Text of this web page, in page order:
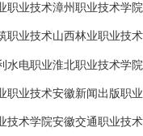
学院
职业技术
院
漳州职业技术学院
职业技术
院
山西林业职业技术
学院
水电职业
学院
淮北职业技术学院
职业技术
院
安徽新闻出版职业
技术学院
技术学院安徽交通职业技术